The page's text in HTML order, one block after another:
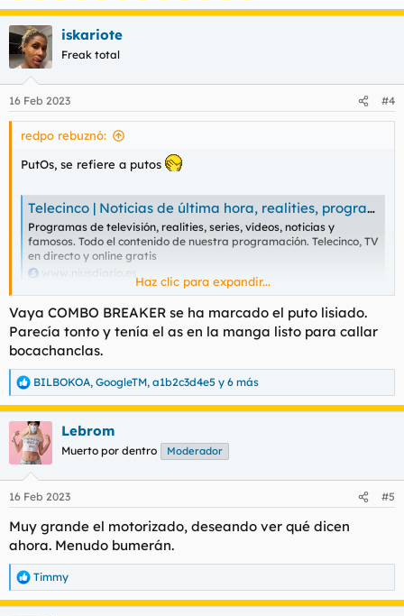
iskariote
Freak total
16 Feb 2023 #4
redpo rebuznó:
PutOs, se refiere a putos
Telecinco | Noticias de última hora, realities, programas y series
Programas de televisión, realities, series, vídeos, noticias y
famosos. Todo el contenido de nuestra programación. Telecinco, TV
en directo y online gratis
Haz clic para expandir...
Vaya COMBO BREAKER se ha marcado el puto lisiado.
Parecía tonto y tenía el as en la manga listo para callar
bocachanclas.
R
e
a
c
c
e
:
BILBOKOA, GoogleTM, a1b2c3d4e5 y 6 más
Lebrom
Muerto por dentro Moderador
16 Feb 2023 #5
Muy grande el motorizado, deseando ver qué dicen
ahora. Menudo bumerán.
R
e
Timmy